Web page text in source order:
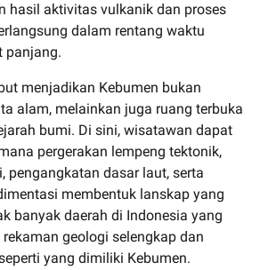
hasil aktivitas vulkanik dan proses
dalam rentang waktu
panjang.
menjadikan Kebumen bukan
alam, melainkan juga ruang terbuka
bumi. Di sini, wisatawan dapat
pergerakan lempeng tektonik,
pengangkatan dasar laut, serta
membentuk lanskap yang
banyak daerah di Indonesia yang
geologi selengkap dan
yang dimiliki Kebumen.